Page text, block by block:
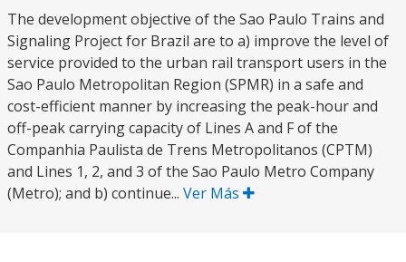
The development objective of the Sao Paulo Trains and
Signaling Project for Brazil are to a) improve the level of
service provided to the urban rail transport users in the
Sao Paulo Metropolitan Region (SPMR) in a safe and
cost-efficient manner by increasing the peak-hour and
off-peak carrying capacity of Lines A and F of the
Companhia Paulista de Trens Metropolitanos (CPTM)
and Lines 1, 2, and 3 of the Sao Paulo Metro Company
(Metro); and b) continue... Ver Más